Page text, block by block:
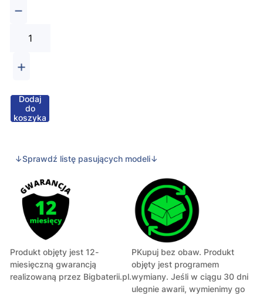
−
+
Dodaj
do
koszyka
↓Sprawdź listę pasujących modeli↓
Produkt objęty jest 12-
miesięczną gwarancją
realizowaną przez Bigbaterii.pl.
PKupuj bez obaw. Produkt
objęty jest programem
wymiany. Jeśli w ciągu 30 dni
ulegnie awarii, wymienimy go